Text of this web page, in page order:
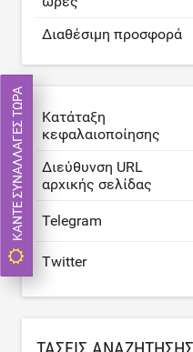
Διαθέσιμη προσφορά
Κατάταξη
κεφαλαιοποίησης
Διεύθυνση URL
αρχικής σελίδας
Telegram
Twitter
ΚΆΝΤΕ ΣΥΝΑΛΛΑΓΈΣ ΤΏΡΑ